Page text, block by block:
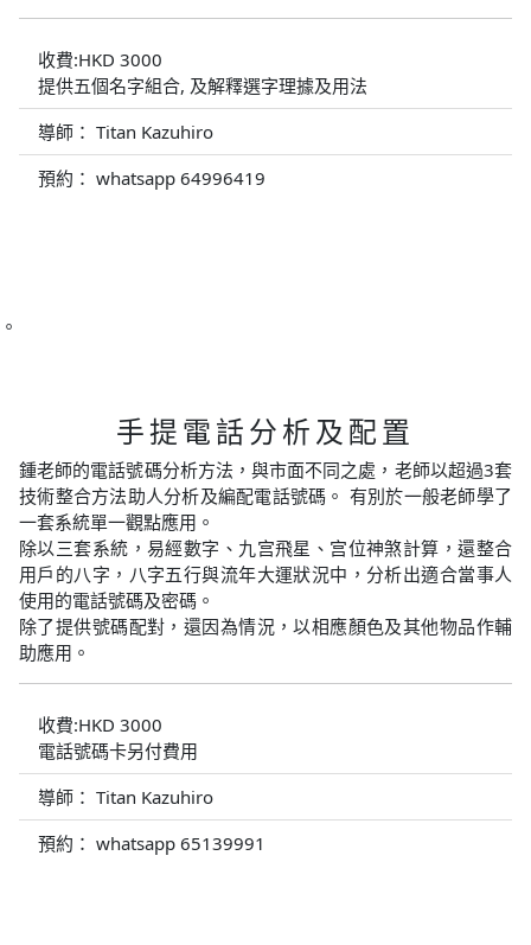
收費:HKD 3000
提供五個名字組合, 及解釋選字理據及用法
導師： Titan Kazuhiro
預約： whatsapp 64996419
。
手提電話分析及配置
鍾老師的電話號碼分析方法，與市面不同之處，老師以超過3套
技術整合方法助人分析及編配電話號碼。 有別於一般老師學了
一套系統單一觀點應用。
除以三套系統，易經數字、九宫飛星、宫位神煞計算，還整合
用戶的八字，八字五行與流年大運狀況中，分析出適合當事人
使用的電話號碼及密碼。
除了提供號碼配對，還因為情況，以相應顏色及其他物品作輔
助應用。
收費:HKD 3000
電話號碼卡另付費用
導師： Titan Kazuhiro
預約： whatsapp 65139991